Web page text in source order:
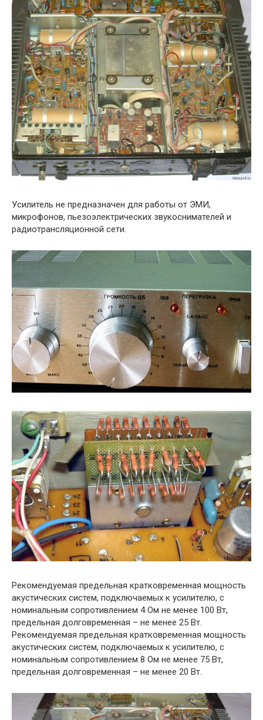
Усилитель не предназначен для работы от ЭМИ,
микрофонов, пьезоэлектрических звукоснимателей и
радиотрансляционной сети.
Рекомендуемая предельная кратковременная мощность
акустических систем, подключаемых к усилителю, с
номинальным сопротивлением 4 Ом не менее 100 Вт,
предельная долговременная – не менее 25 Вт.
Рекомендуемая предельная кратковременная мощность
акустических систем, подключаемых к усилителю, с
номинальным сопротивлением 8 Ом не менее 75 Вт,
предельная долговременная – не менее 20 Вт.